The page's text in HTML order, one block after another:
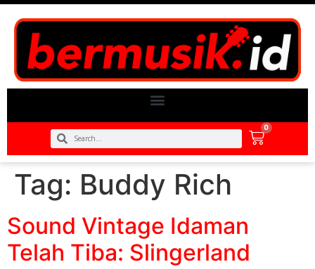
0
Tag: Buddy Rich
Sound Vintage Idaman
Telah Tiba: Slingerland